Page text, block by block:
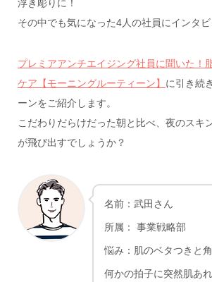
浮き彫りに！
その中でも気になった4人の社員にインタビ
プレミアアンチエイジング社員に聞いた！
ケア【モーニングルーティーン】 に引き続
ーンをご紹介します。
こだわりだらけだった朝と比べ、夜のスキ
が飛び出すでしょうか？
名前：武田さん
所属： 事業戦略部
悩み：肌のベタつきと角
何かの拍子に突然肌あ